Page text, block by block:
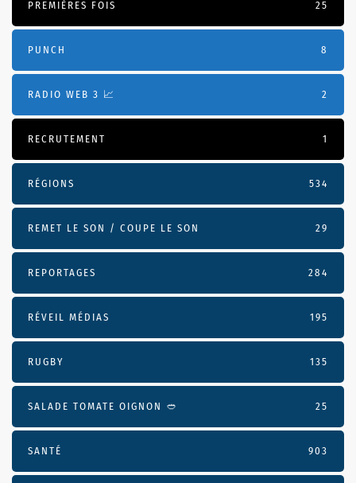
PREMIÈRES FOIS 25
PUNCH 8
RADIO WEB 3 📈 2
RECRUTEMENT 1
RÉGIONS 534
REMET LE SON / COUPE LE SON 29
REPORTAGES 284
RÉVEIL MÉDIAS 195
RUGBY 135
SALADE TOMATE OIGNON 🥙 25
SANTÉ 903